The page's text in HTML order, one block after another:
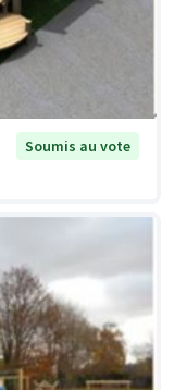
Soumis au vote